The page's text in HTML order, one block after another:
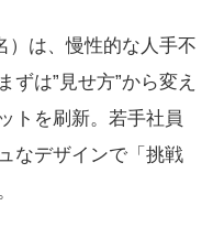
）は、慢性的な人手不
ずは”見せ方”から変え
トを刷新。若手社員
なデザインで「挑戦